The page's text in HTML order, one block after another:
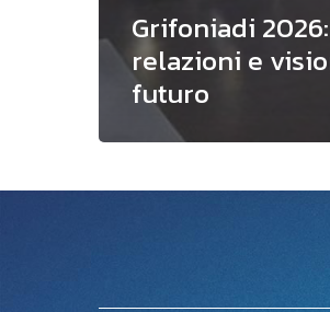
Grifoniadi
relazioni e
futuro